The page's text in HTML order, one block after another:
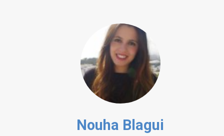
Nouha Blagui